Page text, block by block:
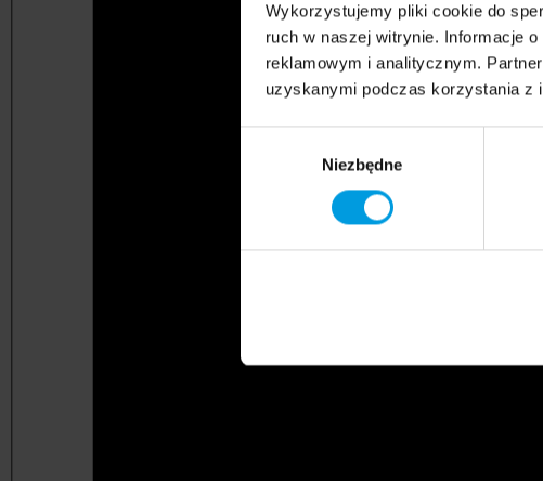
Wykorzystujemy pliki cookie do
ruch w naszej witrynie. Informacje
reklamowym i analitycznym.
uzyskanymi podczas korzystania z
Niezbędne